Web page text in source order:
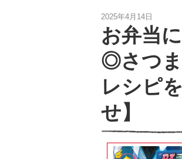
2025年4月14日
お弁当
◎さつま
レシピ
せ】